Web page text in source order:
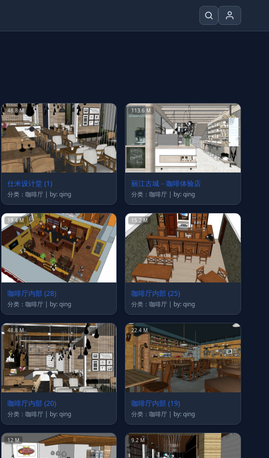
48.8 M
仕米设计堂 (1)
分类：咖啡厅 | by: qing
113.6 M
丽江古城－咖啡体验店
分类：咖啡厅 | by: qing
19.4 M
咖啡厅内部 (28)
分类：咖啡厅 | by: qing
15.2 M
咖啡厅内部 (25)
分类：咖啡厅 | by: qing
48.8 M
咖啡厅内部 (20)
分类：咖啡厅 | by: qing
22.4 M
咖啡厅内部 (19)
分类：咖啡厅 | by: qing
12 M 9.2 M